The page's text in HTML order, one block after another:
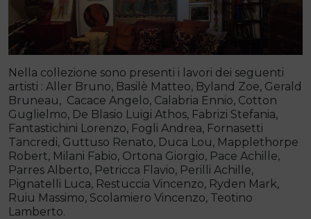
Nella collezione sono presenti i lavori dei seguenti
artisti : Aller Bruno, Basilè Matteo, Byland Zoe, Gerald
Bruneau, Cacace Angelo, Calabria Ennio, Cotton
Guglielmo, De Blasio Luigi Athos, Fabrizi Stefania,
Fantastichini Lorenzo, Fogli Andrea, Fornasetti
Tancredi, Guttuso Renato, Duca Lou, Mapplethorpe
Robert, Milani Fabio, Ortona Giorgio, Pace Achille,
Parres Alberto, Petricca Flavio, Perilli Achille,
Pignatelli Luca, Restuccia Vincenzo, Ryden Mark,
Ruiu Massimo, Scolamiero Vincenzo, Teotino
Lamberto.